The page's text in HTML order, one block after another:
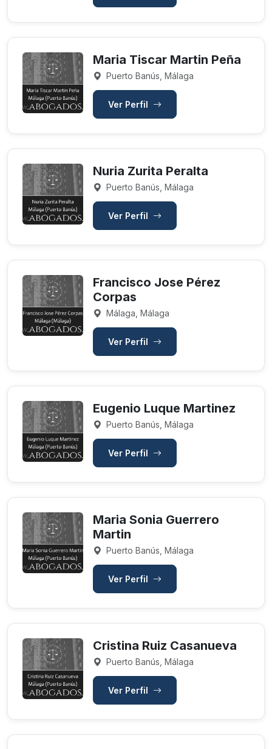
Maria Tiscar Martin Peña
Puerto Banús, Málaga
Ver Perfil
Nuria Zurita Peralta
Puerto Banús, Málaga
Ver Perfil
Francisco Jose Pérez
Corpas
Málaga, Málaga
Ver Perfil
Eugenio Luque Martinez
Puerto Banús, Málaga
Ver Perfil
Maria Sonia Guerrero
Martin
Puerto Banús, Málaga
Ver Perfil
Cristina Ruiz Casanueva
Puerto Banús, Málaga
Ver Perfil